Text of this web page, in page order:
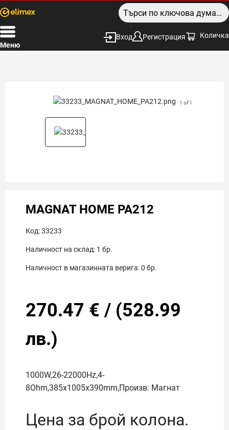
Меню
Вход Регистрация Количка
1 of 1
MAGNAT HOME PA212
Код:33233
Наличност на склад: 1 бр.
Наличност в магазинната верига:0 бр.
270.47 € / (528.99
лв.)
1000W,26-22000Hz,4-
8Ohm,385x1005x390mm,Произв: Магнат
Цена за брой колона.